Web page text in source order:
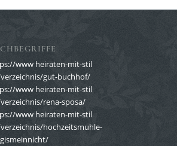
www heiraten-mit-stil
gut-buchhof/
www heiraten-mit-stil
rena-sposa/
www heiraten-mit-stil
hochzeitsmuhle-